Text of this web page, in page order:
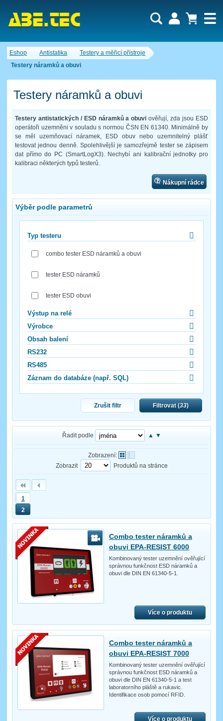
Eshop Antistatika
Testery a měřicí přístroje
Testery náramků a obuvi
Testery náramků a obuvi
Testery antistatických / ESD náramků a obuvi ověřují, zda jsou ESD
operátoři uzemněni v souladu s normou ČSN EN 61340. Minimálně by
se měl uzemňovací náramek, ESD obuv nebo uzemnitelný plášť
testovat jednou denně. Spolehlivější je samozřejmě tester se zápisem
dat přímo do PC (SmartLogX3). Nechybí ani kalibrační jednotky pro
kalibraci některých typů testerů.
Nákupní rádce
Výběr podle parametrů
Typ testeru
combo tester ESD náramků a obuvi
tester ESD náramků
tester ESD obuvi
Výstup na relé
Výrobce
Obsah balení
RS232
RS485
Záznam do databáze (např. SQL)
Zrušit filtr Filtrovat (33)
Řadit podle ▲ ▼
Zobrazení:
Zobrazit
Produktů na stránce
1
2
Combo tester náramků a
obuvi EPA-RESIST 6000
Kombinovaný tester uzemnění ověřující
správnou funkčnost ESD náramků a
obuvi dle DIN EN 61340-5-1.
Více o produktu
Combo tester náramků a
obuvi EPA-RESIST 7000
Kombinovaný tester uzemnění ověřující
správnou funkčnost ESD náramků a
obuvi dle DIN EN 61340-5-1 a test
laboratorního pláště a rukavic.
Identifikace osob pomocí RFID.
Více o produktu
Nákupní košík je momentálně prázdný.
Počet produktů:0
Cena celkem:
Uživatel:
Heslo:
Zapomenuté heslo Nová registrace